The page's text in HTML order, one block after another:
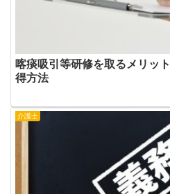
喀痰吸引等研修を取るメリッ
得方法
介護士